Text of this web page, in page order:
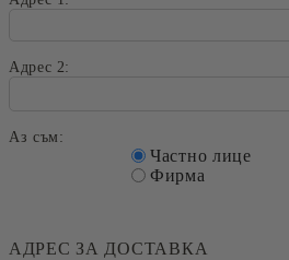
Адрес 2:
Аз съм:
Частно лице
Фирма
АДРЕС ЗА ДОСТАВКА